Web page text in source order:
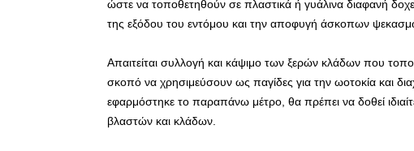
ώστε να τοποθετηθούν σε πλαστικά ή γυάλινα διαφανή
της εξόδου του εντόμου και την αποφυγή άσκοπων
Απαιτείται συλλογή και κάψιμο των ξερών κλάδων που
σκοπό να χρησιμεύσουν ως παγίδες για την ωοτοκία και
εφαρμόστηκε το παραπάνω μέτρο, θα πρέπει να δοθεί
βλαστών και κλάδων.